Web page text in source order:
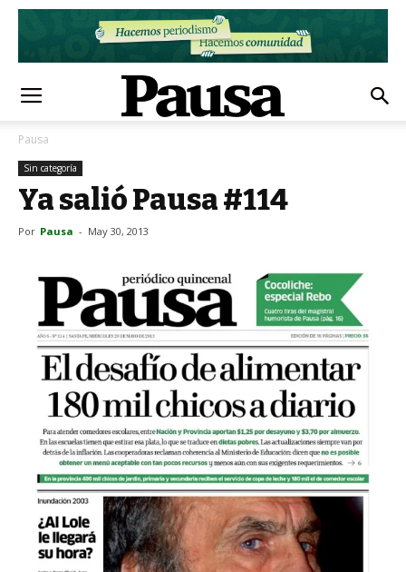
Pausa
Sin categoría
Ya salió Pausa #114
Por Pausa - May 30, 2013